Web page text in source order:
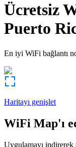
Ücretsiz
Puerto
En iyi WiFi bağlantı
Haritayı genişlet
WiFi Map'ı
Uygulamayı